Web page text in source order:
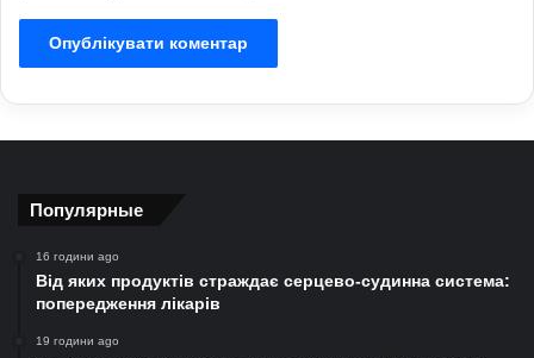
Популярные
16 години ago
Від яких продуктів страждає серцево-судинна система:
попередження лікарів
19 години ago